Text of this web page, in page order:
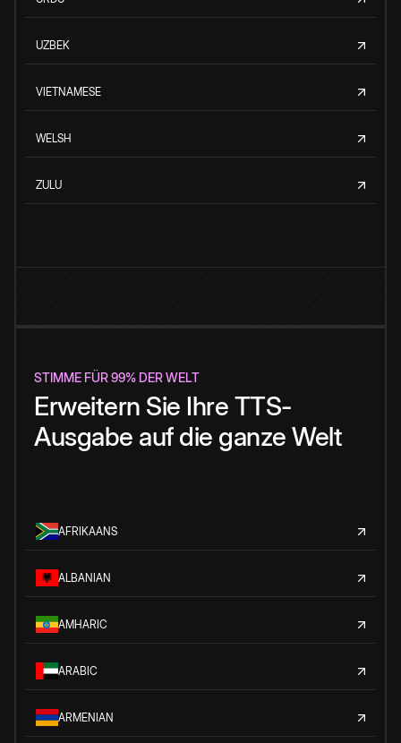
UZBEK
VIETNAMESE
WELSH
ZULU
STIMME FÜR 99% DER WELT
Erweitern Sie Ihre TTS-
Ausgabe auf die ganze Welt
AFRIKAANS
ALBANIAN
AMHARIC
ARABIC
ARMENIAN